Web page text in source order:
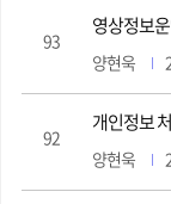
93
영상정보
양현욱
92
개인정보
양현욱